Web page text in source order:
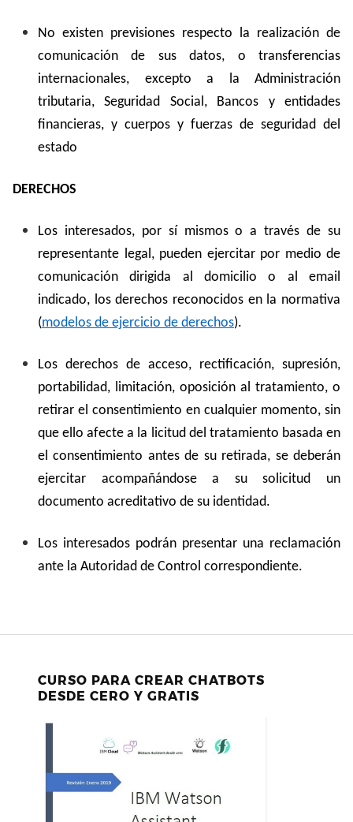
No existen previsiones respecto la realización de
comunicación de sus datos, o transferencias
internacionales, excepto a la Administración
tributaria, Seguridad Social, Bancos y entidades
financieras, y cuerpos y fuerzas de seguridad del
estado
DERECHOS
Los interesados, por sí mismos o a través de su
representante legal, pueden ejercitar por medio de
comunicación dirigida al domicilio o al email
indicado, los derechos reconocidos en la normativa
(modelos de ejercicio de derechos).
Los derechos de acceso, rectificación, supresión,
portabilidad, limitación, oposición al tratamiento, o
retirar el consentimiento en cualquier momento, sin
que ello afecte a la licitud del tratamiento basada en
el consentimiento antes de su retirada, se deberán
ejercitar acompañándose a su solicitud un
documento acreditativo de su identidad.
Los interesados podrán presentar una reclamación
ante la Autoridad de Control correspondiente.
CURSO PARA CREAR CHATBOTS
DESDE CERO Y GRATIS